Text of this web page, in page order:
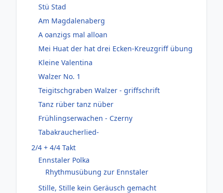
Stü Stad
Am Magdalenaberg
A oanzigs mal alloan
Mei Huat der hat drei Ecken-Kreuzgriff übung
Kleine Valentina
Walzer No. 1
Teigitschgraben Walzer - griffschrift
Tanz rüber tanz nüber
Frühlingserwachen - Czerny
Tabakraucherlied-
2/4 + 4/4 Takt
Ennstaler Polka
Rhythmusübung zur Ennstaler
Stille, Stille kein Geräusch gemacht